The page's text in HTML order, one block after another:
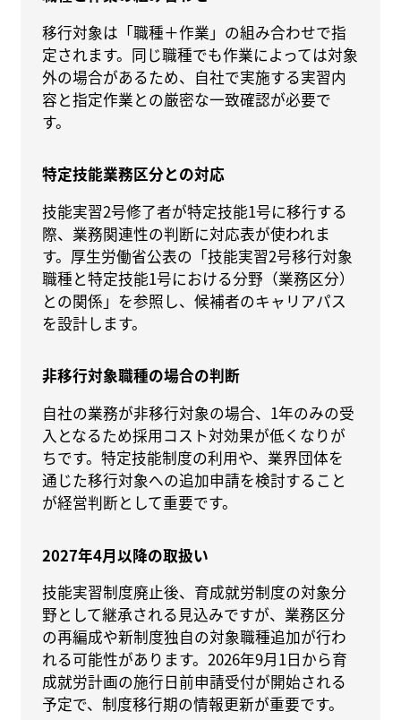
移行対象は「職種＋作業」の組み合わせで指
定されます。同じ職種でも作業によっては対象
外の場合があるため、自社で実施する実習内
容と指定作業との厳密な一致確認が必要で
す。
特定技能業務区分との対応
技能実習2号修了者が特定技能1号に移行する
際、業務関連性の判断に対応表が使われま
す。厚生労働省公表の「技能実習2号移行対象
職種と特定技能1号における分野（業務区分）
との関係」を参照し、候補者のキャリアパス
を設計します。
非移行対象職種の場合の判断
自社の業務が非移行対象の場合、1年のみの受
入となるため採用コスト対効果が低くなりが
ちです。特定技能制度の利用や、業界団体を
通じた移行対象への追加申請を検討すること
が経営判断として重要です。
2027年4月以降の取扱い
技能実習制度廃止後、育成就労制度の対象分
野として継承される見込みですが、業務区分
の再編成や新制度独自の対象職種追加が行わ
れる可能性があります。2026年9月1日から育
成就労計画の施行日前申請受付が開始される
予定で、制度移行期の情報更新が重要です。